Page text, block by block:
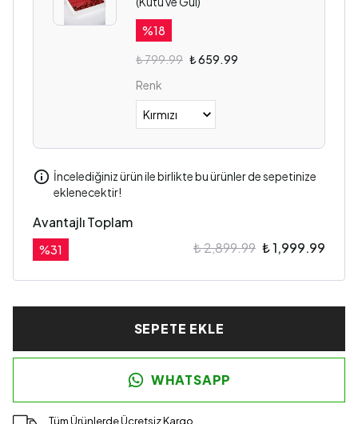
%18
₺ 799.99 ₺ 659.99
Renk
İncelediğiniz ürün ile birlikte bu ürünler de sepetinize
eklenecektir!
Avantajlı Toplam
%31 ₺ 2,899.99 ₺ 1,999.99
SEPETE EKLE
WHATSAPP
Tüm Ürünlerde Ücretsiz Kargo